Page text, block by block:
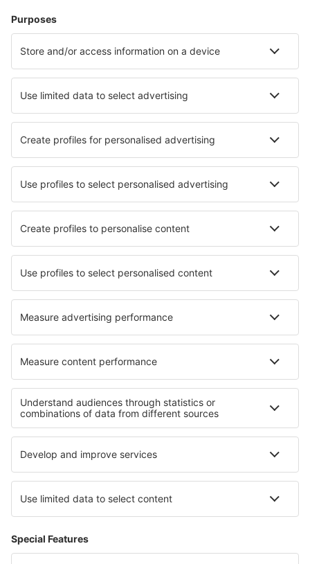
Unterkunft in Benasque Unterkunft in Teulada
Die besten Unterkünfte - Städte
Unterkunft in Bezzecca Unterkunft Thurning
Unterkunft in St Mawes Unterkunft in Silly-Tillard
Unterkunft in Valence-en-Brie Unterkunft in Pieniężno
Die besten Unterkünfte - Regionen
Unterkunft in Costa del Maresme
Unterkunft in Costa da Morte
Unterkunft auf Gran Canaria Unterkunft auf Chalkidiki
Unterkunft in Arenal Volcano National Park
Unterkunft in Costa Sur Unterkunft in Targovishte
Unterkunft in Burgund